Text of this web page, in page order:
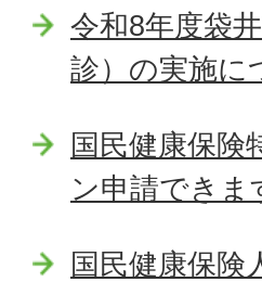
令和8年度袋
診）の実施に
国民健康保険
ン申請できま
国民健康保険